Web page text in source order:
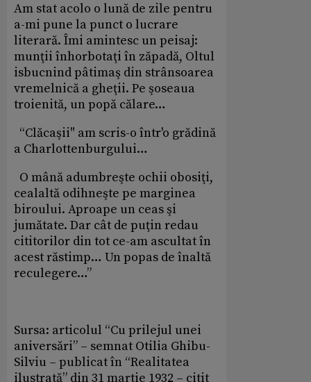
Am stat acolo o lună de zile pentru
a-mi pune la punct o lucrare
literară. Îmi amintesc un peisaj:
munţii înhorbotaţi în zăpadă, Oltul
isbucnind pâtimaş din strânsoarea
vremelnică a gheţii. Pe şoseaua
troienită, un popă călare…
“Clăcaşii" am scris-o într'o grădină
a Charlottenburgului…
O mână adumbreşte ochii obosiţi,
cealaltă odihneşte pe marginea
biroului. Aproape un ceas şi
jumătate. Dar cât de puţin redau
cititorilor din tot ce-am ascultat în
acest răstimp… Un popas de înaltă
reculegere…”
Sursa: articolul “Cu prilejul unei
aniversări” – semnat Otilia Ghibu-
Silviu – publicat în “Realitatea
ilustrată” din 31 martie 1932 – citit